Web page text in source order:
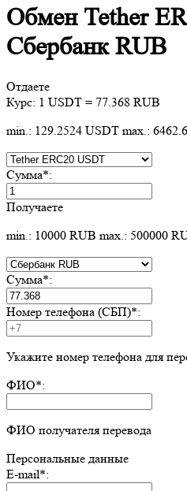
Обмен Tether
Сбербанк RUB
Отдаете
Курс: 1 USDT = 77.368 RUB
min.: 129.2524 USDT max.:
Сумма*:
Получаете
min.: 10000 RUB max.: 500000
Сумма*:
Номер телефона (СБП)*:
Укажите номер телефона для
ФИО*:
ФИО получателя перевода
Персональные данные
E-mail*: